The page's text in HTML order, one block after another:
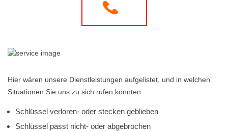
Hier wären unsere Dienstleistungen aufgelistet, und in welchen
Situationen Sie uns zu sich rufen könnten.
Schlüssel verloren- oder stecken geblieben
Schlüssel passt nicht- oder abgebrochen